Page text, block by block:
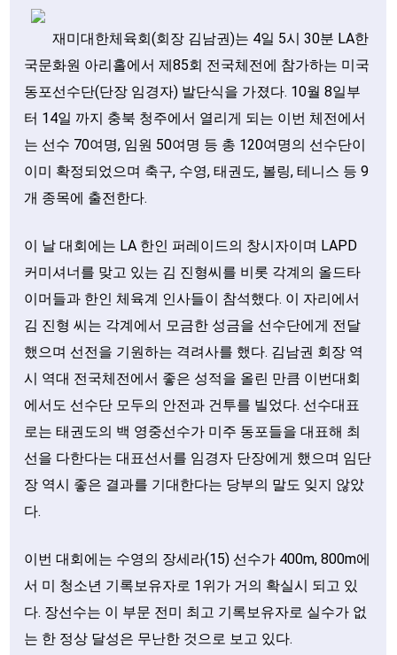
재미대한체육회(회장 김남권)는 4일 5시 30분 LA한
국문화원 아리홀에서 제85회 전국체전에 참가하는 미국
동포선수단(단장 임경자) 발단식을 가졌다. 10월 8일부
터 14일 까지 충북 청주에서 열리게 되는 이번 체전에서
는 선수 70여명, 임원 50여명 등 총 120여명의 선수단이
이미 확정되었으며 축구, 수영, 태권도, 볼링, 테니스 등 9
개 종목에 출전한다.
이 날 대회에는 LA 한인 퍼레이드의 창시자이며 LAPD
커미셔너를 맞고 있는 김 진형씨를 비롯 각계의 올드타
이머들과 한인 체육계 인사들이 참석했다. 이 자리에서
김 진형 씨는 각계에서 모금한 성금을 선수단에게 전달
했으며 선전을 기원하는 격려사를 했다. 김남권 회장 역
시 역대 전국체전에서 좋은 성적을 올린 만큼 이번대회
에서도 선수단 모두의 안전과 건투를 빌었다. 선수대표
로는 태권도의 백 영중선수가 미주 동포들을 대표해 최
선을 다한다는 대표선서를 임경자 단장에게 했으며 임단
장 역시 좋은 결과를 기대한다는 당부의 말도 잊지 않았
다.
이번 대회에는 수영의 장세라(15) 선수가 400m, 800m에
서 미 청소년 기록보유자로 1위가 거의 확실시 되고 있
다. 장선수는 이 부문 전미 최고 기록보유자로 실수가 없
는 한 정상 달성은 무난한 것으로 보고 있다.